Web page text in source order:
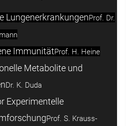
LungenerkrankungenProf. Dr.
ImmunitätProf. H. Heine
Metabolite und
Dr. K. Duda
Experimentelle
Prof. S. Krauss-